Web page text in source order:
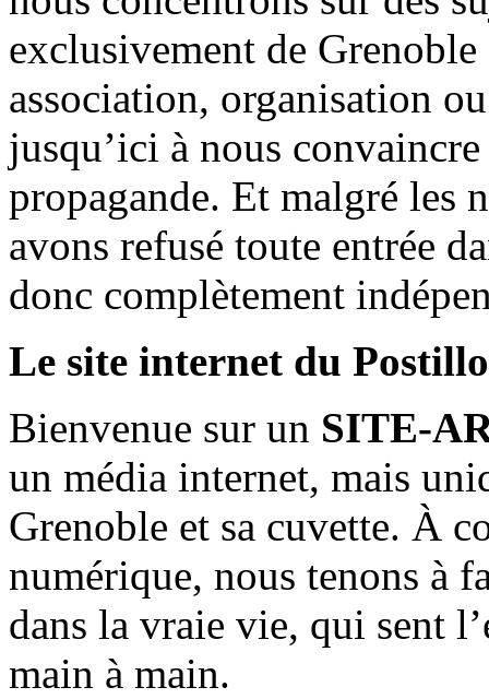
exclusivement de
association, organisation
jusqu’ici à nous
propagande. Et malgré les
avons refusé toute entrée
donc complètement
Le site internet du
Bienvenue sur un SITE-
un média internet, mais
Grenoble et sa cuvette. À
numérique, nous tenons à
dans la vraie vie, qui sent
main à main.